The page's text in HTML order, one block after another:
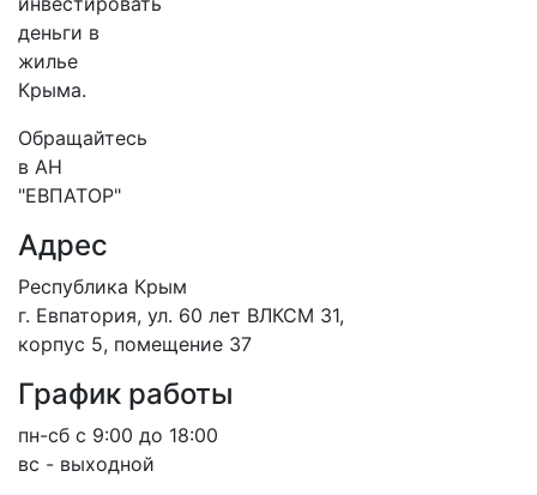
деньги в
жилье
Крыма.
Обращайтесь
в АН
"ЕВПАТОР"
Адрес
Республика Крым
г. Евпатория, ул. 60 лет ВЛКСМ 31,
корпус 5, помещение 37
График работы
пн-сб с 9:00 до 18:00
вс - выходной